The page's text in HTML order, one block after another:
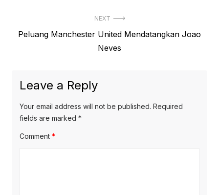
NEXT
Next
Peluang Manchester United Mendatangkan Joao
Neves
Leave a Reply
Your email address will not be published. Required
fields are marked *
Comment *